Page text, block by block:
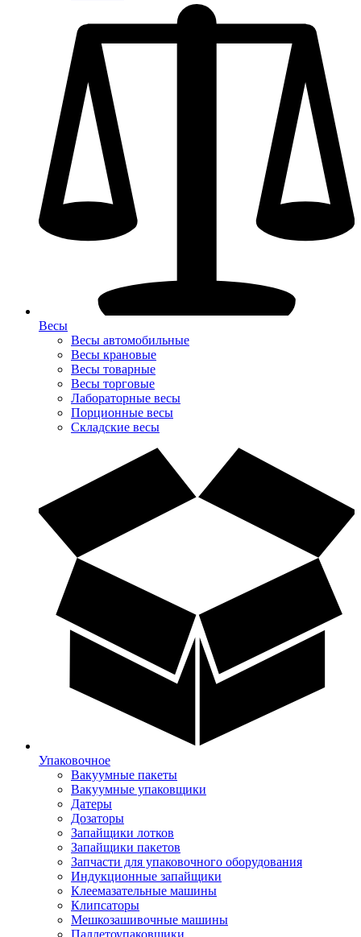
Весы
Весы автомобильные
Весы крановые
Весы товарные
Весы торговые
Лабораторные весы
Порционные весы
Складские весы
Упаковочное
Вакуумные пакеты
Вакуумные упаковщики
Датеры
Дозаторы
Запайщики лотков
Запайщики пакетов
Запчасти для упаковочного оборудования
Индукционные запайщики
Клеемазательные машины
Клипсаторы
Мешкозашивочные машины
Паллетоупаковщики